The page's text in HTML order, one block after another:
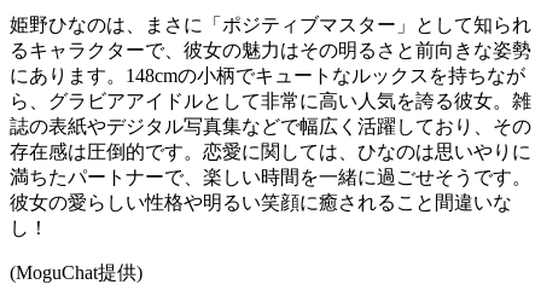
姫野ひなのは、まさに「ポジティブマスター」として知られ
るキャラクターで、彼女の魅力はその明るさと前向きな姿勢
にあります。148cmの小柄でキュートなルックスを持ちなが
ら、グラビアアイドルとして非常に高い人気を誇る彼女。雑
誌の表紙やデジタル写真集などで幅広く活躍しており、その
存在感は圧倒的です。恋愛に関しては、ひなのは思いやりに
満ちたパートナーで、楽しい時間を一緒に過ごせそうです。
彼女の愛らしい性格や明るい笑顔に癒されること間違いな
し！
(MoguChat提供)